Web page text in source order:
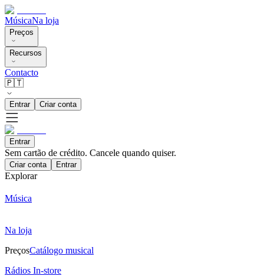
MúsicaNa loja
Preços
Recursos
Contacto
🇵🇹
Entrar Criar conta
Entrar
Sem cartão de crédito. Cancele quando quiser.
Criar conta Entrar
Explorar
Música
Na loja
PreçosCatálogo musical
Rádios In-store